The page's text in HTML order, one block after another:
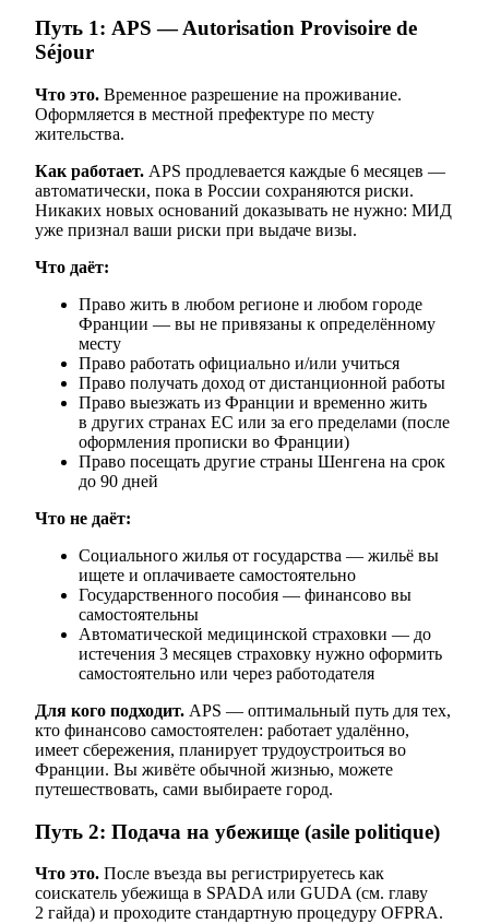
Путь 1: APS — Autorisation Provisoire de
Séjour
Что это. Временное разрешение на проживание.
Оформляется в местной префектуре по месту
жительства.
Как работает. APS продлевается каждые 6 месяцев —
автоматически, пока в России сохраняются риски.
Никаких новых оснований доказывать не нужно: МИД
уже признал ваши риски при выдаче визы.
Что даёт:
Право жить в любом регионе и любом городе
Франции — вы не привязаны к определённому
месту
Право работать официально и/или учиться
Право получать доход от дистанционной работы
Право выезжать из Франции и временно жить
в других странах ЕС или за его пределами (после
оформления прописки во Франции)
Право посещать другие страны Шенгена на срок
до 90 дней
Что не даёт:
Социального жилья от государства — жильё вы
ищете и оплачиваете самостоятельно
Государственного пособия — финансово вы
самостоятельны
Автоматической медицинской страховки — до
истечения 3 месяцев страховку нужно оформить
самостоятельно или через работодателя
Для кого подходит. APS — оптимальный путь для тех,
кто финансово самостоятелен: работает удалённо,
имеет сбережения, планирует трудоустроиться во
Франции. Вы живёте обычной жизнью, можете
путешествовать, сами выбираете город.
Путь 2: Подача на убежище (asile politique)
Что это. После въезда вы регистрируетесь как
соискатель убежища в SPADA или GUDA (см. главу
2 гайда) и проходите стандартную процедуру OFPRA.